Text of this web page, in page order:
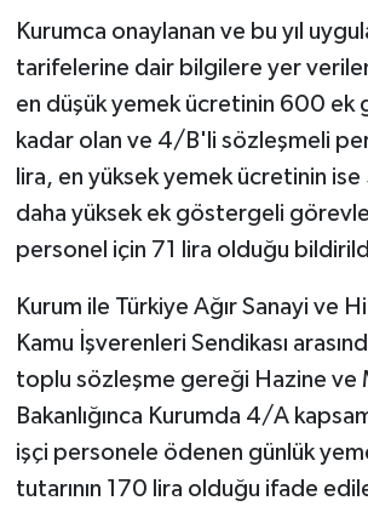
Kurumca onaylanan ve bu yıl
tarifelerine dair bilgilere yer
en düşük yemek ücretinin 600 ek
kadar olan ve 4/B'li sözleşmeli
lira, en yüksek yemek ücretinin
daha yüksek ek göstergeli
personel için 71 lira olduğu
Kurum ile Türkiye Ağır Sanayi ve
Kamu İşverenleri Sendikası
toplu sözleşme gereği Hazine ve
Bakanlığınca Kurumda 4/A
işçi personele ödenen günlük
tutarının 170 lira olduğu ifade